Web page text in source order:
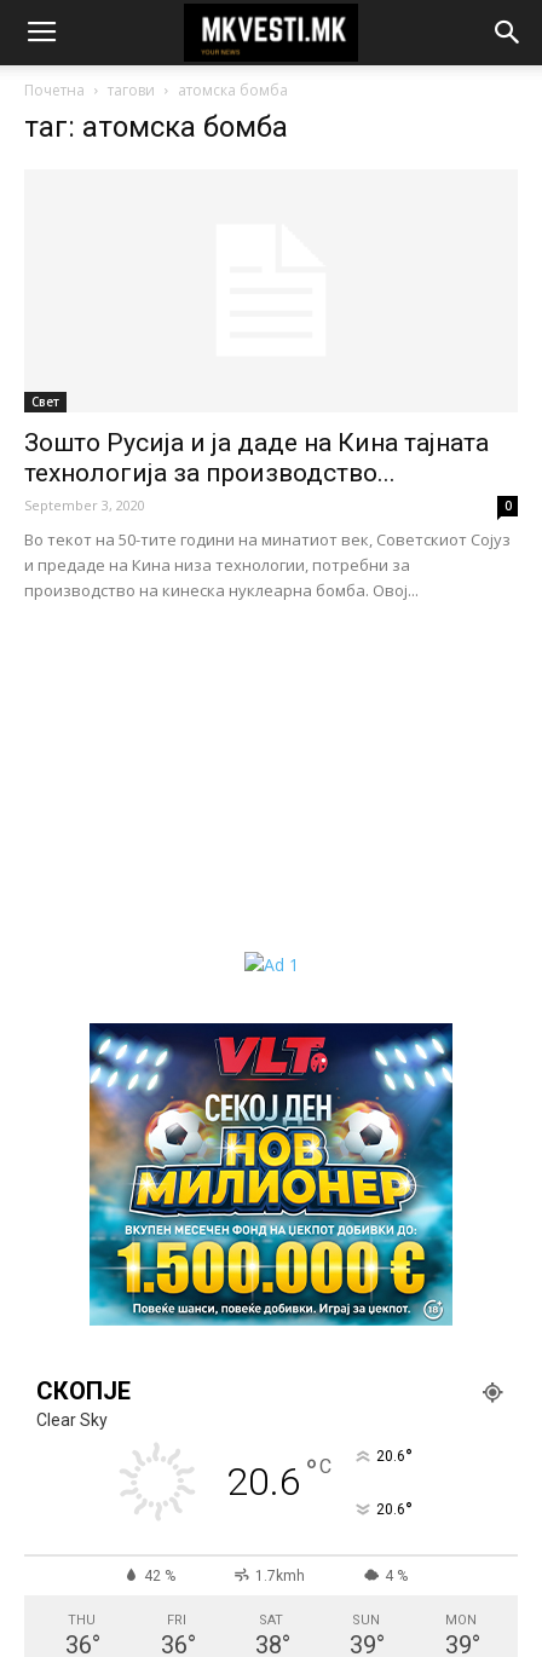
Почетна тагови атомска бомба
таг: атомска бомба
Свет
Зошто Русија и ја даде на Кина тајната
технологија за производство...
September 3, 2020 0
Во текот на 50-тите години на минатиот век, Советскиот Сојуз
и предаде на Кина низа технологии, потребни за
производство на кинеска нуклеарна бомба. Овој...
СКОПЈЕ
Clear Sky
20.6 °C 20.6°
20.6°
42 % 1.7kmh 4 %
THU
36°
FRI
36°
SAT
38°
SUN
39°
MON
39°